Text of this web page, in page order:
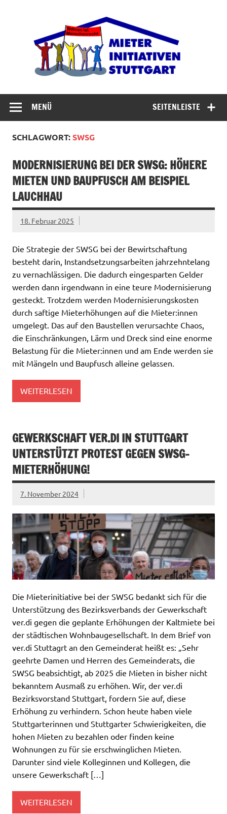
verteidigen
SEITENLEISTE
MENÜ
SCHLAGWORT:SWSG
MODERNISIERUNG BEI DER SWSG: HÖHERE
MIETEN UND BAUPFUSCH AM BEISPIEL
LAUCHHAU
18. Februar 2025
Die Strategie der SWSG bei der Bewirtschaftung
besteht darin, Instandsetzungsarbeiten jahrzehntelang
zu vernachlässigen. Die dadurch eingesparten Gelder
werden dann irgendwann in eine teure Modernisierung
gesteckt. Trotzdem werden Modernisierungskosten
durch saftige Mieterhöhungen auf die Mieter:innen
umgelegt. Das auf den Baustellen verursachte Chaos,
die Einschränkungen, Lärm und Dreck sind eine enorme
Belastung für die Mieter:innen und am Ende werden sie
mit Mängeln und Baupfusch alleine gelassen.
WEITERLESEN
GEWERKSCHAFT VER.DI IN STUTTGART
UNTERSTÜTZT PROTEST GEGEN SWSG-
MIETERHÖHUNG!
7. November 2024
Die Mieterinitiative bei der SWSG bedankt sich für die
Unterstützung des Bezirksverbands der Gewerkschaft
ver.di gegen die geplante Erhöhungen der Kaltmiete bei
der städtischen Wohnbaugesellschaft. In dem Brief von
ver.di Stuttagrt an den Gemeinderat heißt es: „Sehr
geehrte Damen und Herren des Gemeinderats, die
SWSG beabsichtigt, ab 2025 die Mieten in bisher nicht
bekanntem Ausmaß zu erhöhen. Wir, der ver.di
Bezirksvorstand Stuttgart, fordern Sie auf, diese
Erhöhung zu verhindern. Schon heute haben viele
Stuttgarterinnen und Stuttgarter Schwierigkeiten, die
hohen Mieten zu bezahlen oder finden keine
Wohnungen zu für sie erschwinglichen Mieten.
Darunter sind viele Kolleginnen und Kollegen, die
unsere Gewerkschaft […]
WEITERLESEN